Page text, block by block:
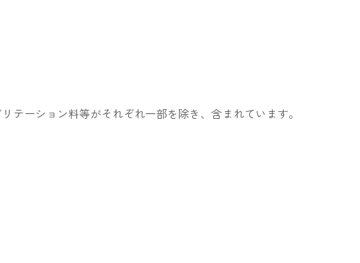
テーション料等がそれぞれ一部を除き、含まれています。